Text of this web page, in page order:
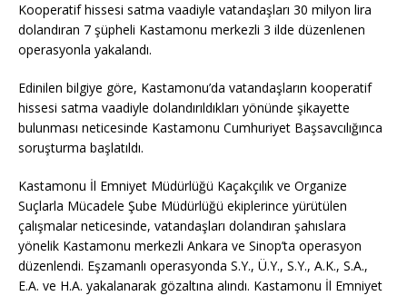
Kooperatif hissesi satma vaadiyle vatandaşları 30 milyon lira
dolandıran 7 şüpheli Kastamonu merkezli 3 ilde düzenlenen
operasyonla yakalandı.
Edinilen bilgiye göre, Kastamonu’da vatandaşların kooperatif
hissesi satma vaadiyle dolandırıldıkları yönünde şikayette
bulunması neticesinde Kastamonu Cumhuriyet Başsavcılığınca
soruşturma başlatıldı.
Kastamonu İl Emniyet Müdürlüğü Kaçakçılık ve Organize
Suçlarla Mücadele Şube Müdürlüğü ekiplerince yürütülen
çalışmalar neticesinde, vatandaşları dolandıran şahıslara
yönelik Kastamonu merkezli Ankara ve Sinop’ta operasyon
düzenlendi. Eşzamanlı operasyonda S.Y., Ü.Y., S.Y., A.K., S.A.,
E.A. ve H.A. yakalanarak gözaltına alındı. Kastamonu İl Emniyet